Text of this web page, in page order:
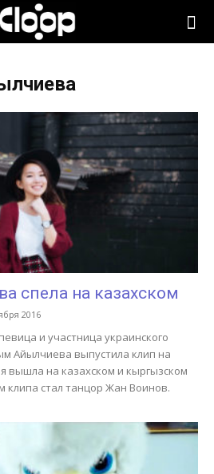
спела на казахском
2016
и участница украинского
Айылчиева выпустила клип на
вышла на казахском и кыргызском
клипа стал танцор Жан Воинов.